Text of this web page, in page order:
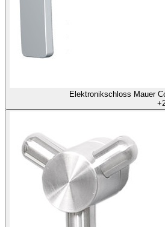
Elektronikschloss Mauer
+